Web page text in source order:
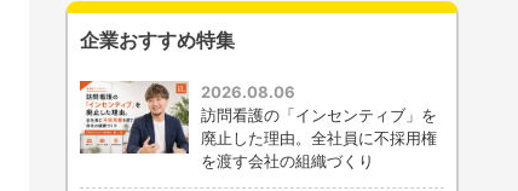
企業おすすめ特集
2026.08.06
訪問看護の「インセンティブ」を
廃止した理由。全社員に不採用権
を渡す会社の組織づくり